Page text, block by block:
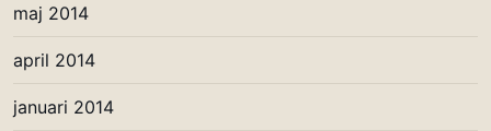
maj 2014
april 2014
januari 2014